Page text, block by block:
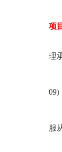
项
理
09)
服